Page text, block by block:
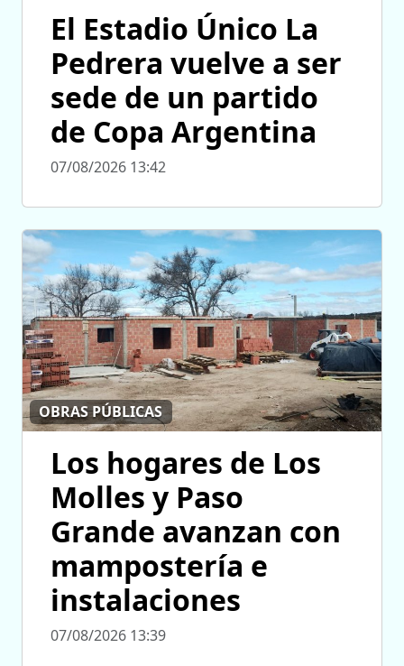
El Estadio Único La
Pedrera vuelve a ser
sede de un partido
de Copa Argentina
07/08/2026 13:42
OBRAS PÚBLICAS
Los hogares de Los
Molles y Paso
Grande avanzan con
mampostería e
instalaciones
07/08/2026 13:39